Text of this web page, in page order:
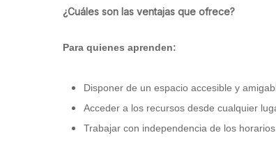
¿Cuáles son las ventajas que ofrece?
Para quienes aprenden:
Disponer de un espacio accesible y
Acceder a los recursos desde cualquier
Trabajar con independencia de los